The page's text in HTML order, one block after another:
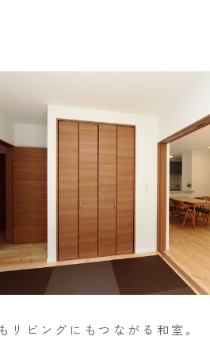
リビングにもつながる和室。